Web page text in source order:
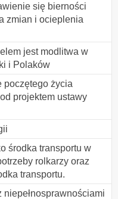
się bierności
zmian i ocieplenia
jest modlitwa w
i Polaków
poczętego życia
projektem ustawy
środka transportu w
rolkarzy oraz
transportu.